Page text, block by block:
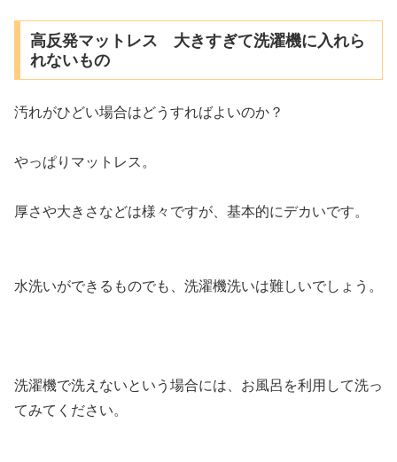
高反発マットレス 大きすぎて洗濯機に入れら
れないもの
汚れがひどい場合はどうすればよいのか？
やっぱりマットレス。
厚さや大きさなどは様々ですが、基本的にデカいです。
水洗いができるものでも、洗濯機洗いは難しいでしょう。
洗濯機で洗えないという場合には、お風呂を利用して洗っ
てみてください。